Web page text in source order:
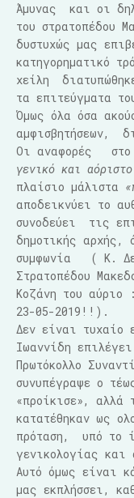
Άμυνας
και οι
του στρατοπέδου
δυστυχώς μας
κατηγορηματικό
χείλη
τα επιτεύγματα
Όμως όλα όσα
αμφισβητήσεων,
Οι αναφορές
στο
γενικό και
πλαίσιο μάλιστα
αποδεικνύει το
συνοδεύει
τις
δημοτικής αρχής,
συμφωνία
( Κ.
Στρατοπέδου
Κοζάνη του αύριο
23-05-2019!!).
Δεν είναι τυχαίο
Ιωαννίδη
Πρωτόκολλο
συνυπέγραψε ο
«προίκισε», αλλά
κατατέθηκαν ως
πρόταση,
υπό το
γενικολογίας και
Αυτό όμως είναι
μας εκπλήσσει,